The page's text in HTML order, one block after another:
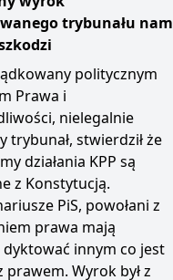
trybunału nam
politycznym
Prawa i
nielegalnie
trybunał, stwierdził że
działania KPP są
z Konstytucją.
PiS, powołani z
prawa mają
dyktować innym co jest
prawem. Wyrok był z